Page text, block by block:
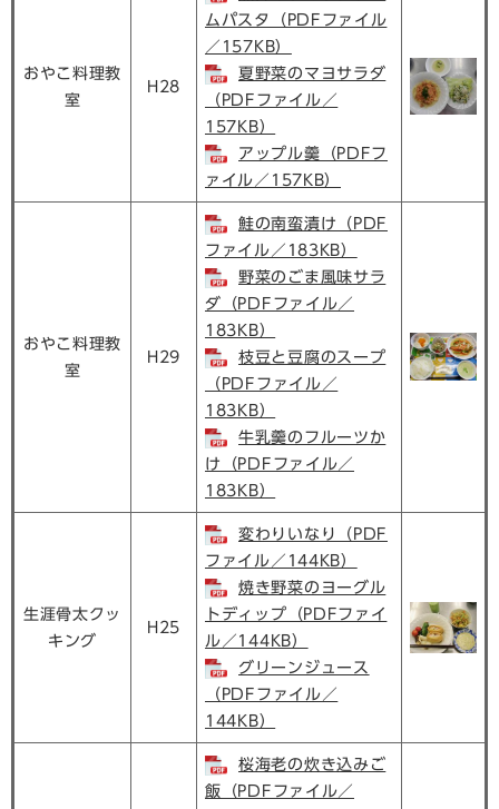
おやこ料理教
室
H28
ムパスタ（PDFファイル
／157KB）
夏野菜のマヨサラダ
（PDFファイル／
157KB）
アップル羹（PDFフ
ァイル／157KB）
おやこ料理教
室
H29
鮭の南蛮漬け（PDF
ファイル／183KB）
野菜のごま風味サラ
ダ（PDFファイル／
183KB）
枝豆と豆腐のスープ
（PDFファイル／
183KB）
牛乳羹のフルーツか
け（PDFファイル／
183KB）
生涯骨太クッ
キング
H25
変わりいなり（PDF
ファイル／144KB）
焼き野菜のヨーグル
トディップ（PDFファイ
ル／144KB）
グリーンジュース
（PDFファイル／
144KB）
桜海老の炊き込みご
飯（PDFファイル／